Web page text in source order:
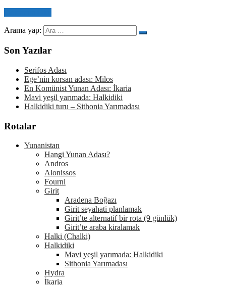
Arama yap:
Son Yazılar
Serifos Adası
Ege’nin korsan adası: Milos
En Komünist Yunan Adası: İkaria
Mavi yeşil yarımada: Halkidiki
Halkidiki turu – Sithonia Yarımadası
Rotalar
Yunanistan
Hangi Yunan Adası?
Andros
Alonissos
Fourni
Girit
Aradena Boğazı
Girit seyahati planlamak
Girit’te alternatif bir rota (9 günlük)
Girit’te araba kiralamak
Halki (Chalki)
Halkidiki
Mavi yeşil yarımada: Halkidiki
Sithonia Yarımadası
Hydra
İkaria